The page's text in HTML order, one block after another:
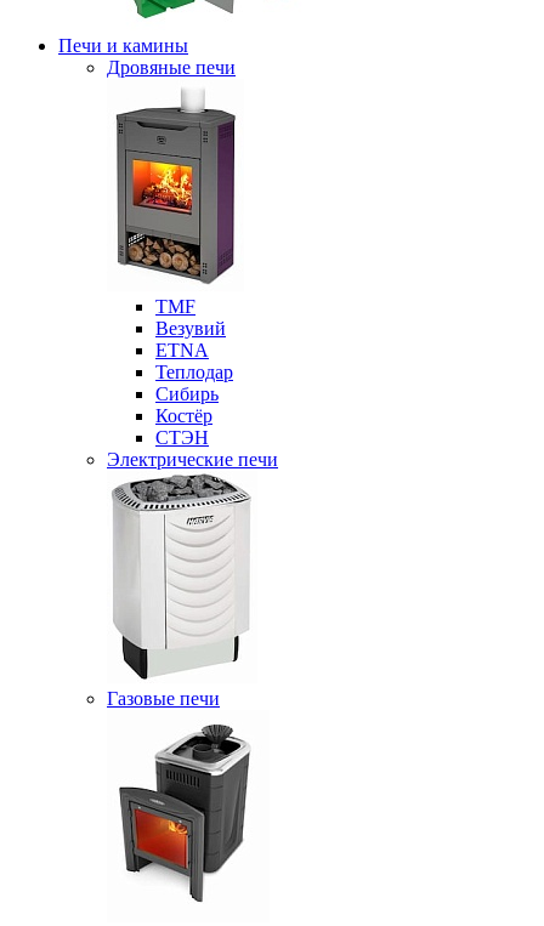
Печи и камины
Дровяные печи
ТМF
Везувий
ETNA
Теплодар
Сибирь
Костёр
СТЭН
Электрические печи
Газовые печи